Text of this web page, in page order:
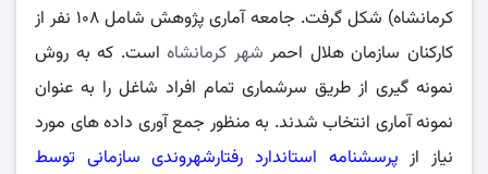
کرمانشاه) شکل گرفت. جامعه آماری پژوهش شامل ۱۰۸ نفر از
کارکنان سازمان هلال احمر شهر کرمانشاهاست. که به روش
نمونه گیری از طریق سرشماری تمام افراد شاغل را به عنوان
نمونه آماری انتخاب شدند. به منظور جمع آوری داده های مورد
نیاز از پرسشنامه استاندارد رفتارشهروندی سازمانی توسط